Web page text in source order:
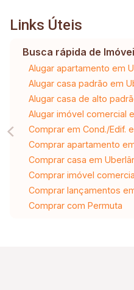
Links Úteis
Busca rápida de
Alugar apartamento em
Alugar casa padrão em
Alugar casa de alto
Alugar imóvel comercial
Comprar em Cond./Edif.
Comprar apartamento
Comprar casa em
Comprar imóvel
Comprar lançamentos
Comprar com Permuta